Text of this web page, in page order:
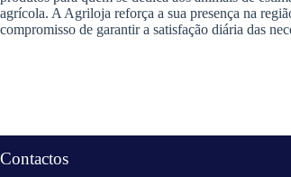
agrícola. A Agriloja reforça a sua presença na
compromisso de garantir a satisfação diária das
Contactos